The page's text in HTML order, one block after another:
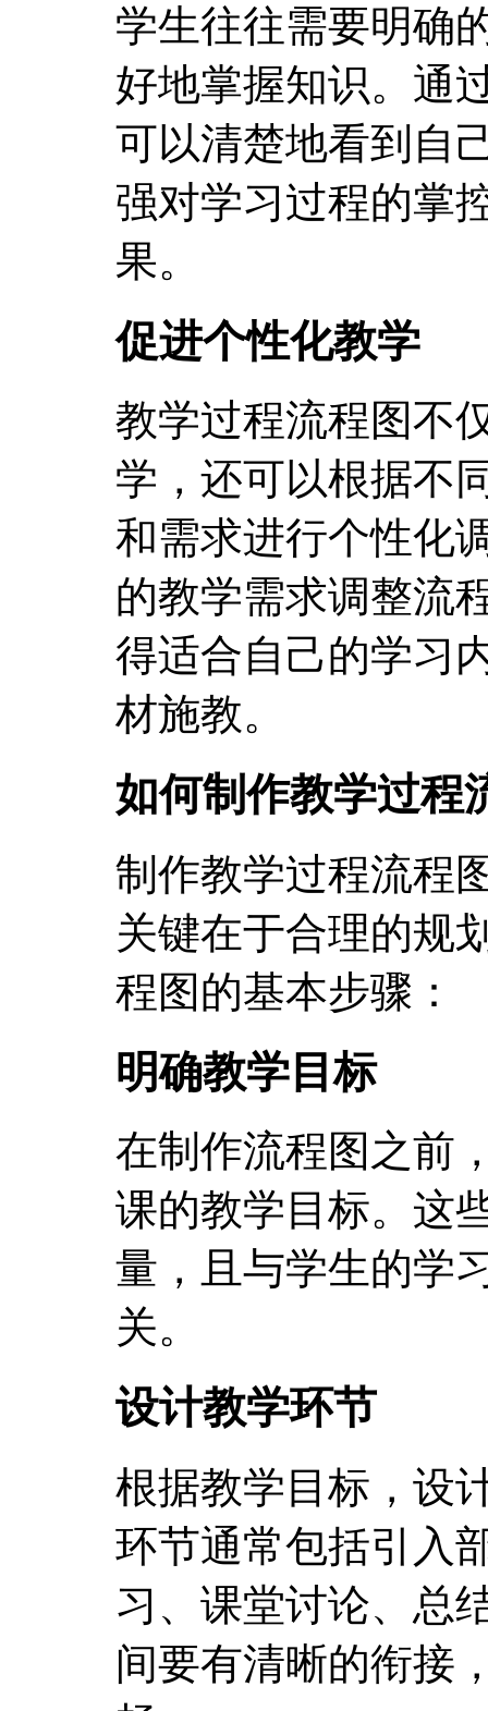
学生往往需要明确
好地掌握知识。通
可以清楚地看到自
强对学习过程的掌
果。
促进个性化教学
教学过程流程图不
学，还可以根据不
和需求进行个性化
的教学需求调整流
得适合自己的学习
材施教。
如何制作教学过程
制作教学过程流程
关键在于合理的规
程图的基本步骤：
明确教学目标
在制作流程图之前
课的教学目标。这
量，且与学生的学
关。
设计教学环节
根据教学目标，设
环节通常包括引入
习、课堂讨论、总
间要有清晰的衔接